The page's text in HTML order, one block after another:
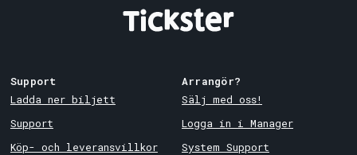
Support
Ladda ner biljett
Support
Köp- och leveransvillkor
Arrangör?
Sälj med oss!
Logga in i Manager
System Support